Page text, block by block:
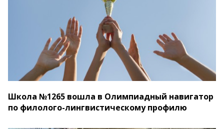
Школа №1265 вошла в Олимпиадный навигатор
по филолого-лингвистическому профилю